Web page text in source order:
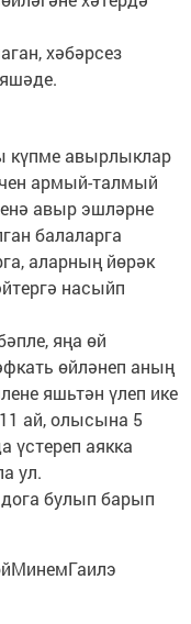
хәбәрсез
күпме авырлыклар
армый-талмый
авыр эшләрне
балаларга
аларның йөрәк
насыйп
яңа өй
өйләнеп аның
яшьтән үлеп ике
ай, олысына 5
үстереп аякка
ул.
булып барып